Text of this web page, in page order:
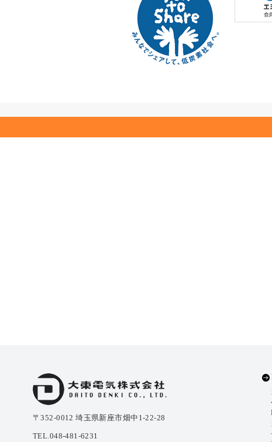
〒352-0012 埼玉県新座市畑中1-22-28
TEL.048-481-6231